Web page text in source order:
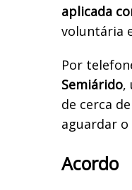
aplicada
voluntária
Por
Semiárido,
de cerca
aguardar
Acordo